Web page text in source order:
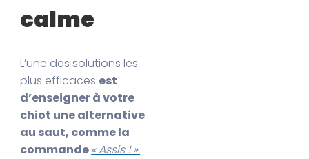
calme
L’une des solutions les
plus efficaces est
d’enseigner à votre
chiot une alternative
au saut, comme la
commande « Assis ! ».